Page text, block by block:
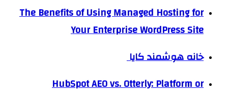
The Benefits of Using Managed Hosting for
Your Enterprise WordPress Site
خانه هوشمند کایا
HubSpot AEO vs. Otterly: Platform or